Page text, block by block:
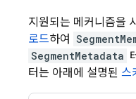
지원되는 메커니즘을
로드하여
SegmentMetadata
터는 아래에 설명된 스